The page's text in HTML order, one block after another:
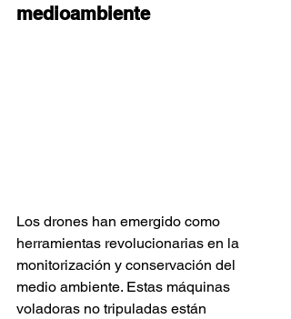
medioambiente
Los drones han emergido como
herramientas revolucionarias en la
monitorización y conservación del
medio ambiente. Estas máquinas
voladoras no tripuladas están